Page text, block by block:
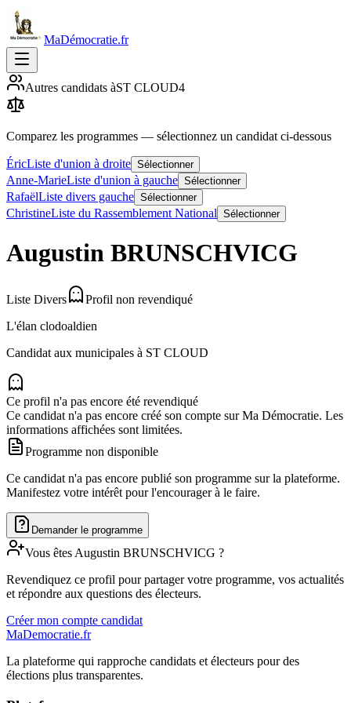
MaDémocratie.fr
Autres candidats àST CLOUD4
Comparez les programmes — sélectionnez un candidat ci-dessous
ÉricListe d'union à droite Sélectionner
Anne-MarieListe d'union à gauche Sélectionner
RafaëlListe divers gauche Sélectionner
ChristineListe du Rassemblement National Sélectionner
Augustin BRUNSCHVICG
Liste Divers
Profil non revendiqué
L'élan clodoaldien
Candidat aux municipales à ST CLOUD
Ce profil n'a pas encore été revendiqué
Ce candidat n'a pas encore créé son compte sur Ma Démocratie. Les
informations affichées sont limitées.
Programme non disponible
Ce candidat n'a pas encore publié son programme sur la plateforme.
Manifestez votre intérêt pour l'encourager à le faire.
Demander le programme
Vous êtes Augustin BRUNSCHVICG ?
Revendiquez ce profil pour partager votre programme, vos actualités
et répondre aux questions des électeurs.
Créer mon compte candidat
MaDemocratie.fr
La plateforme qui rapproche candidats et électeurs pour des
élections plus transparentes.